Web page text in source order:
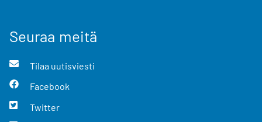
Seuraa meitä
Tilaa uutisviesti
Facebook
Twitter